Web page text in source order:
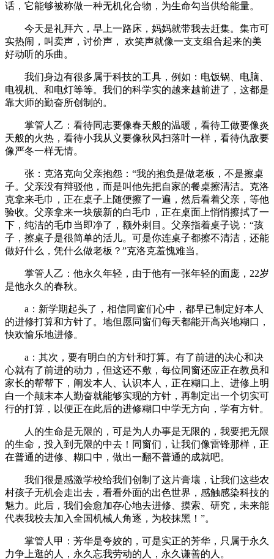
话，它能够被称做一种无机化合物，为生命勾当供给能量。
今天是礼拜六，早上一路床，妈妈就带我去赶集。集市可
实热闹，叫卖声，讨价声， 欢笑声就像一支支组合起来的美
好动听的乐曲。
我们身边有很多属于科技的工具，例如：电饭锅、电脑、
电视机、和电灯等等。我们的科学实的越来越前进了，这都是
靠大师的勤奋所创制的。
掌管人乙：看待同志要像春天般的温暖，看待工做要像炎
天般的火热，看待小我从义要像秋风扫落叶一样，看待仇敌要
像严冬一样无情。
张：克洛克向父亲抱怨：“我的抱负是做老板，不是擦桌
子。父亲没有辩驳他，而是叫他先把自家的餐桌擦清洁。克洛
克拿来毛巾，正在桌子上随便擦了一遍，然后看着父亲，等他
验收。父亲拿来一块簇新的白毛巾，正在桌面上悄悄擦拭了一
下，纯洁的毛巾当即净了，额外刺目。父亲指着桌子说：“孩
子，擦桌子是很简单的活儿。可是你连桌子都擦不清洁，还能
做好什么，凭什么做老板？”克洛克羞愧难当。
掌管人乙：他永久年轻，由于他有一张年轻的面庞，22岁
是他永久的春秋。
a：新学期起头了，相信同窗们心中，都早已制定好本人
的进修打算和方针了。地但愿同窗们每天都能开高兴地糊口，
快欢愉乐地进修。
a：其次，要有明白的方针和打算。有了前进的决心和决
心就有了前进的动力，但这还不敷，每位同窗还应正在教员和
家长的帮帮下，阐发本人、认识本人，正在糊口上、进修上明
白一个颠末本人勤奋就能够实现的方针，再制定出一个切实可
行的打算，以便正在此后的进修糊口中学无方向，学有方针。
人的生命是无限的，可是为人办事是无限的，我要把无限
的生命，投入到无限的中去！同窗们，让我们像雷锋那样，正
在普通的进修、糊口中，做出一翻不普通的成就吧。
我们很是感激学校给我们创制了这片膏壤，让我们这些农
村孩子无机会走出去，看看外面的出色世界，感触感染科技的
魅力。此后，我们会愈加存心地去进修、摸索、研究，未来能
代表我校去加入全国机械人角逐，为校抹黑！”。
掌管人甲：芳华是夸姣的，可是实正的芳华，只属于永久
力争上逛的人，永久忘我劳动的人，永久谦善的人。